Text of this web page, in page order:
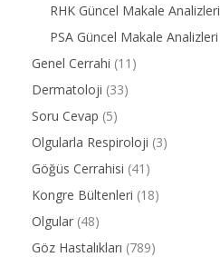
RHK Güncel Makale Analizleri
PSA Güncel Makale Analizleri
Genel Cerrahi (11)
Dermatoloji (33)
Soru Cevap (5)
Olgularla Respiroloji (3)
Göğüs Cerrahisi (41)
Kongre Bültenleri (18)
Olgular (48)
Göz Hastalıkları (789)